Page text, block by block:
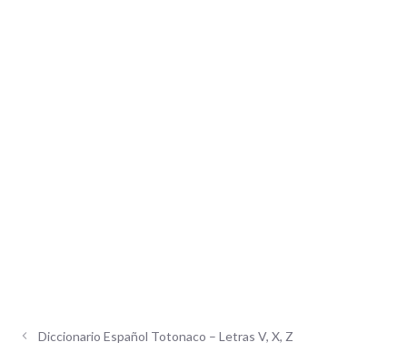
Diccionario Español Totonaco – Letras V, X, Z